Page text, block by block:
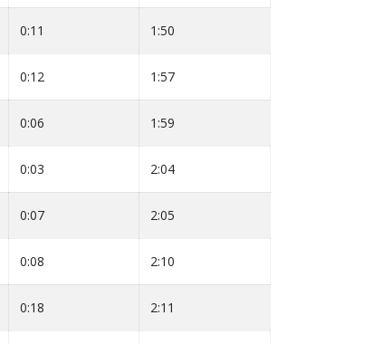
0:11 1:50
0:12 1:57
0:06 1:59
0:03 2:04
0:07 2:05
0:08 2:10
0:18 2:11